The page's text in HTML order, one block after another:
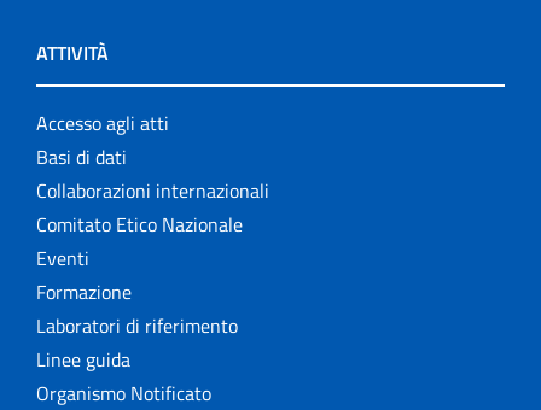
ATTIVITÀ
Accesso agli atti
Basi di dati
Collaborazioni internazionali
Comitato Etico Nazionale
Eventi
Formazione
Laboratori di riferimento
Linee guida
Organismo Notificato